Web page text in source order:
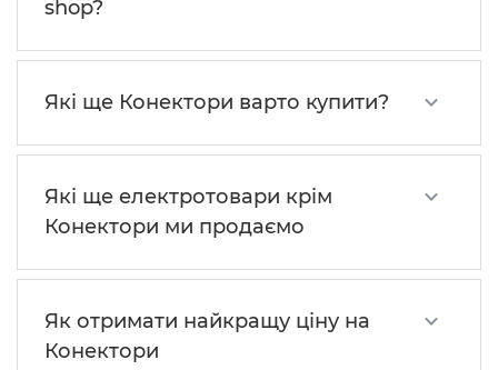
shop?
Які ще Конектори варто купити?
Які ще електротовари крім
Конектори ми продаємо
Як отримати найкращу ціну на
Конектори